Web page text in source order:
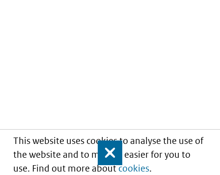
This website uses cookies to analyse the use of
the website and to make it easier for you to
use. Find out more aboutcookies.
Close